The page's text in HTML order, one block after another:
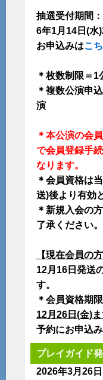
抽選受付期間
6年1月14日(水
お申込みはこ
＊枚数制限＝
＊複数公演申
演
＊本公演の会
で会員登録手
なります。
＊会員資格は
送)後より有効
＊新規入会の
了承ください。
【現在会員の方
12月16日発送
す。
＊会員資格期
12月26日(金)
予約にお申込み
プレイガイド
2026年3月26